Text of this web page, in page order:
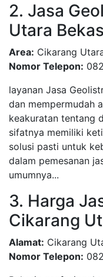
2. Jasa
Utara
Area: Cikarang
Nomor Telepon:
layanan Jasa
dan mempermudah
keakuratan tentang
sifatnya memiliki
solusi pasti untuk
dalam pemesanan
umumnya...
3. Harga
Cikarang
Alamat: Cikarang
Nomor Telepon: